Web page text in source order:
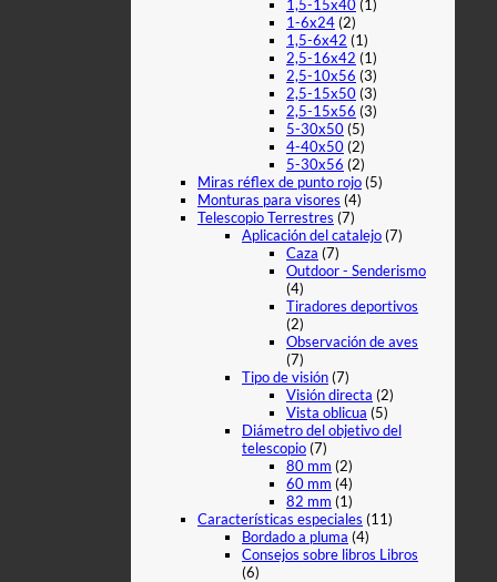
1,5-15x40(1)
1-6x24(2)
1,5-6x42 (1)
2,5-16x42 (1)
2,5-10x56 (3)
2,5-15x50(3)
2,5-15x56 (3)
5-30x50(5)
4-40x50(2)
5-30x56 (2)
Miras réflex de punto rojo(5)
Monturas para visores (4)
Telescopio Terrestres (7)
Aplicación del catalejo(7)
Caza (7)
Outdoor - Senderismo
(4)
Tiradores deportivos
(2)
Observación de aves
(7)
Tipo de visión(7)
Visión directa (2)
Vista oblicua (5)
Diámetro del objetivo del
telescopio(7)
80 mm (2)
60 mm (4)
82 mm (1)
Características especiales (11)
Bordado a pluma (4)
Consejos sobre libros Libros
(6)